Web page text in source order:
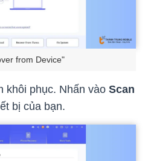
from Device"
khôi phục. Nhấn vào Scan
bị của bạn.